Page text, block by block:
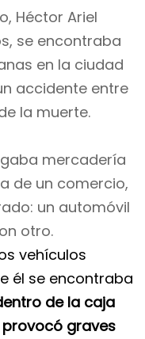
Héctor Ariel
se encontraba
en la ciudad
accidente entre
la muerte.
mercadería
de un comercio,
un automóvil
otro.
vehículos
él se encontraba
de la caja
graves